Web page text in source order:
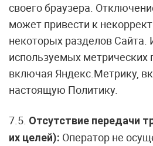
своего браузера.
может привести к
некоторых разделов
используемых метрических
включая Яндекс.Метрику,
настоящую Политику.
7.5. Отсутствие передачи
их целей): Оператор не